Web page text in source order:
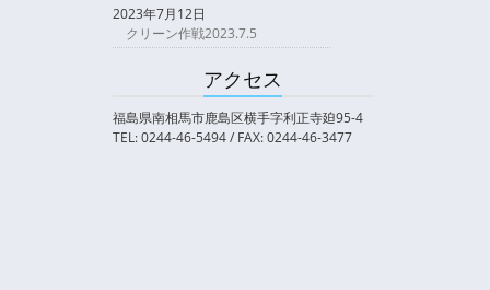
2023年7月12日
クリーン作戦2023.7.5
アクセス
福島県南相馬市鹿島区横手字利正寺廹95-4
TEL: 0244-46-5494 / FAX: 0244-46-3477